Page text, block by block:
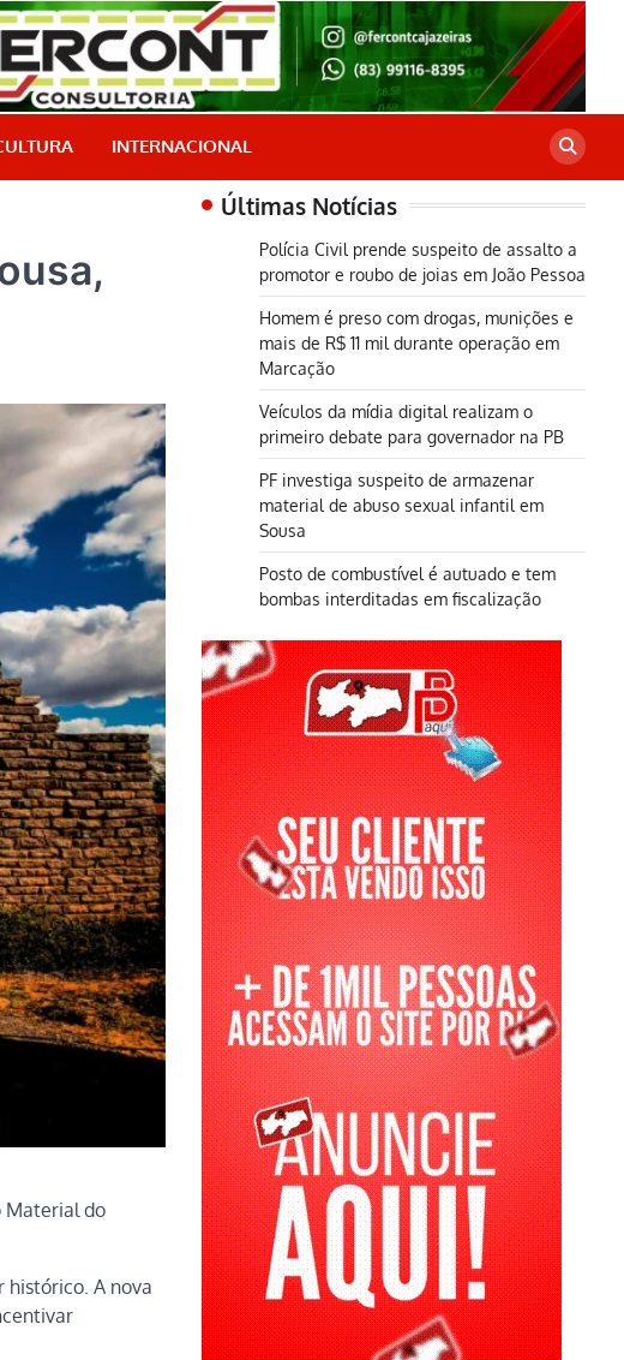
INTERNACIONAL
Material do
histórico. A nova
Últimas Notícias
Polícia Civil prende suspeito de assalto a
promotor e roubo de joias em João Pessoa
Homem é preso com drogas, munições e
mais de R$ 11 mil durante operação em
Marcação
Veículos da mídia digital realizam o
primeiro debate para governador na PB
PF investiga suspeito de armazenar
material de abuso sexual infantil em
Sousa
Posto de combustível é autuado e tem
bombas interditadas em fiscalização